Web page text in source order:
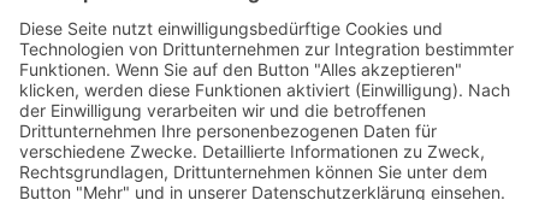
INFORMATIONEN
Impressum
Datenschutz